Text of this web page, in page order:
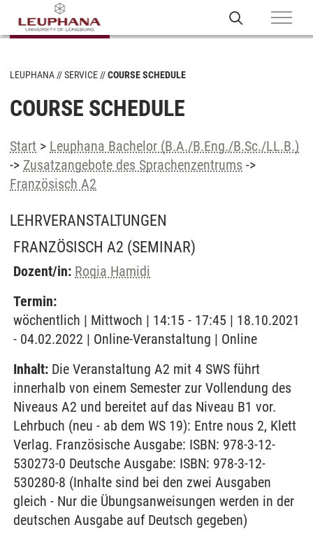
LEUPHANA SERVICE COURSE SCHEDULE
COURSE SCHEDULE
Start > Leuphana Bachelor (B.A./B.Eng./B.Sc./LL.B.)
-> Zusatzangebote des Sprachenzentrums ->
Französisch A2
LEHRVERANSTALTUNGEN
FRANZÖSISCH A2 (SEMINAR)
Dozent/in: Roqia Hamidi
Termin:
wöchentlich | Mittwoch | 14:15 - 17:45 | 18.10.2021
- 04.02.2022 | Online-Veranstaltung | Online
Inhalt: Die Veranstaltung A2 mit 4 SWS führt
innerhalb von einem Semester zur Vollendung des
Niveaus A2 und bereitet auf das Niveau B1 vor.
Lehrbuch (neu - ab dem WS 19): Entre nous 2, Klett
Verlag. Französische Ausgabe: ISBN: 978-3-12-
530273-0 Deutsche Ausgabe: ISBN: 978-3-12-
530280-8 (Inhalte sind bei den zwei Ausgaben
gleich - Nur die Übungsanweisungen werden in der
deutschen Ausgabe auf Deutsch gegeben)